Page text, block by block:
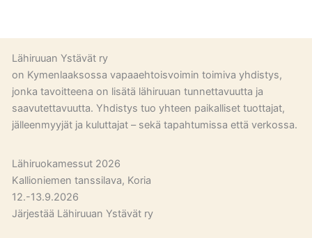
Lähiruuan Ystävät ry
on Kymenlaaksossa vapaaehtoisvoimin toimiva yhdistys,
jonka tavoitteena on lisätä lähiruuan tunnettavuutta ja
saavutettavuutta. Yhdistys tuo yhteen paikalliset tuottajat,
jälleenmyyjät ja kuluttajat – sekä tapahtumissa että verkossa.
Lähiruokamessut 2026
Kallioniemen tanssilava, Koria
12.-13.9.2026
Järjestää Lähiruuan Ystävät ry